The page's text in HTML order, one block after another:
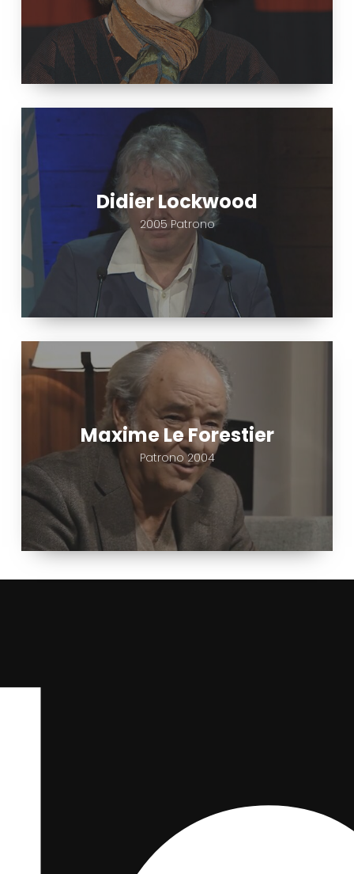
Didier Lockwood
2005 Patrono
Didier
Lockwood
Maxime Le Forestier
Patrono 2004
Maxime
Le
Forestier